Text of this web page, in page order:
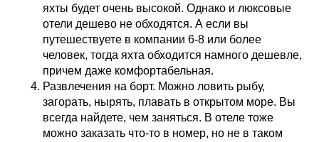
яхты будет очень высокой. Однако и люксовые
отели дешево не обходятся. А если вы
путешествуете в компании 6-8 или более
человек, тогда яхта обходится намного дешевле,
причем даже комфортабельная.
Развлечения на борт. Можно ловить рыбу,
загорать, нырять, плавать в открытом море. Вы
всегда найдете, чем заняться. В отеле тоже
можно заказать что-то в номер, но не в таком